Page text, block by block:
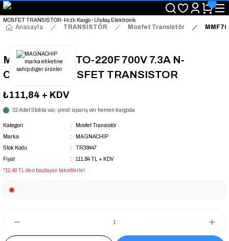
"Saat 14:00'a Kadar Verilen Siparişlerde Aynı Gün Kargo Avantajı!
"Binlerce Ürün Çeşitliliği ile Stoktan Hemen Teslim."
"Toptan Fiyatına Perakende Satış Avantajını Kaçırmayın!"
Anasayfa TRANSİSTÖR Mosfet Transistör
MMF70R600P TO-220F 700V 7.3A N-
CHANNEL MOSFET TRANSISTOR
₺111,84 + KDV
32 Adet Stokta var, şimdi sipariş ver hemen kargoda
Kategori
Mosfet Transistör
Marka
MAGNACHIP
Stok Kodu
TR38447
Fiyat
111,84 TL + KDV
*12,48 TL den başlayan taksitlerle!